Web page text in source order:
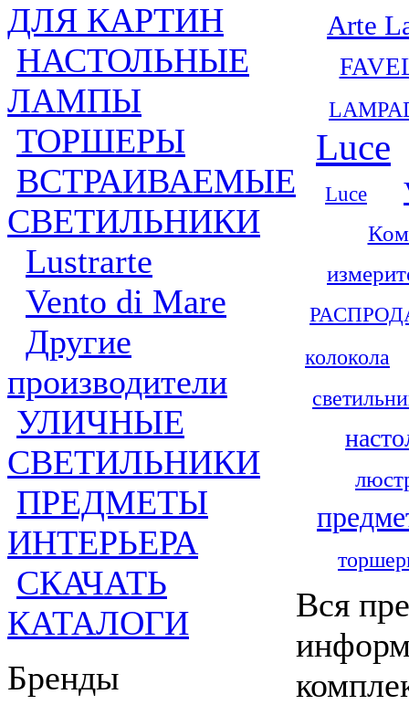
ДЛЯ КАРТИН
НАСТОЛЬНЫЕ
ЛАМПЫ
ТОРШЕРЫ
ВСТРАИВАЕМЫЕ
СВЕТИЛЬНИКИ
Lustrarte
Vento di Mare
Другие
производители
УЛИЧНЫЕ
СВЕТИЛЬНИКИ
ПРЕДМЕТЫ
ИНТЕРЬЕРА
СКАЧАТЬ
КАТАЛОГИ
Бренды
Arte
Luce
Luce
колокола
Вся